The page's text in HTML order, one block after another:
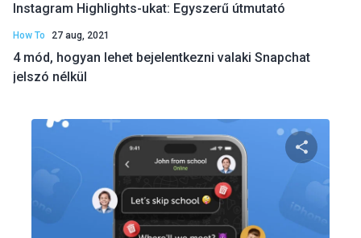
Instagram Highlights-ukat: Egyszerű útmutató
How To 27 aug, 2021
4 mód, hogyan lehet bejelentkezni valaki Snapchat
jelszó nélkül
Oszd